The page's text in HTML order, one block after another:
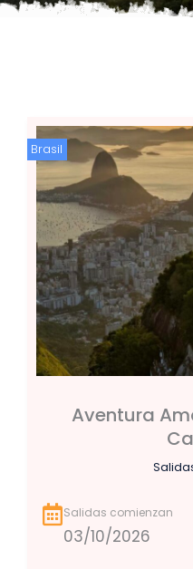
Brasil
Aventura
Salidas comienzan
03/10/2026